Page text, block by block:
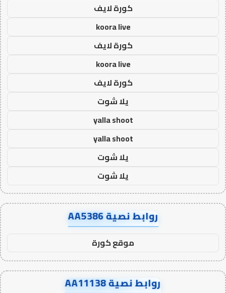
كورة لايف
koora live
كورة لايف
koora live
كورة لايف
يلا شوت
yalla shoot
yalla shoot
يلا شوت
يلا شوت
روابط نصية AA5386
موقع كورة
روابط نصية AA11138